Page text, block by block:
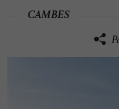
CAMBES